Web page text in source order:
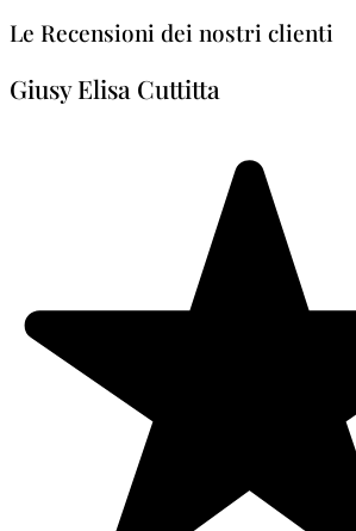
Le Recensioni dei nostri clienti
Giusy Elisa Cuttitta